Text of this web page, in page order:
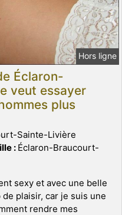
Hors ligne
Éclaron-
veut essayer
plus
Sainte-Livière
: Éclaron-Braucourt-
sexy et avec une belle
plaisir, car je suis une
rendre mes